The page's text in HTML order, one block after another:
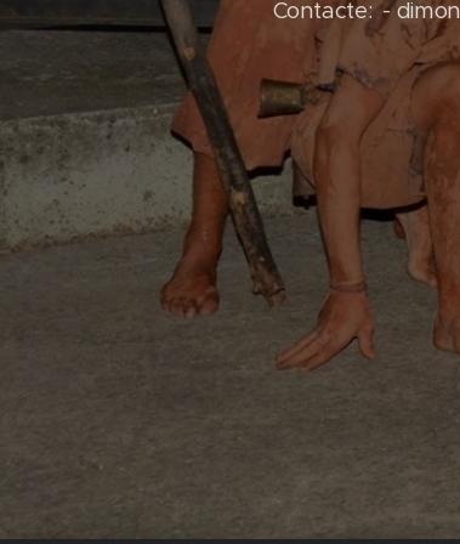
Contacte: -